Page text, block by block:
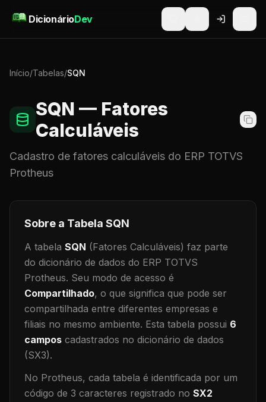
DicionárioDev
Início/Tabelas/SQN
SQN — Fatores
Calculáveis
Cadastro de fatores calculáveis do ERP TOTVS
Protheus
Sobre a Tabela SQN
A tabela SQN (Fatores Calculáveis) faz parte
do dicionário de dados do ERP TOTVS
Protheus. Seu modo de acesso é
Compartilhado, o que significa que pode ser
compartilhada entre diferentes empresas e
filiais no mesmo ambiente. Esta tabela possui 6
campos cadastrados no dicionário de dados
(SX3).
No Protheus, cada tabela é identificada por um
código de 3 caracteres registrado no SX2